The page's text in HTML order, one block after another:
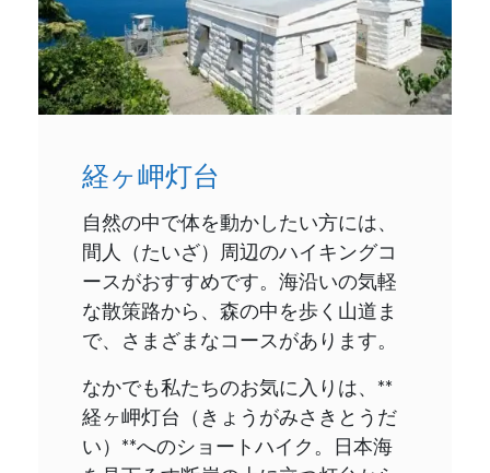
経ヶ岬灯台
自然の中で体を動かしたい方には、
間人（たいざ）周辺のハイキングコ
ースがおすすめです。海沿いの気軽
な散策路から、森の中を歩く山道ま
で、さまざまなコースがあります。
なかでも私たちのお気に入りは、**
経ヶ岬灯台（きょうがみさきとうだ
い）**へのショートハイク。日本海